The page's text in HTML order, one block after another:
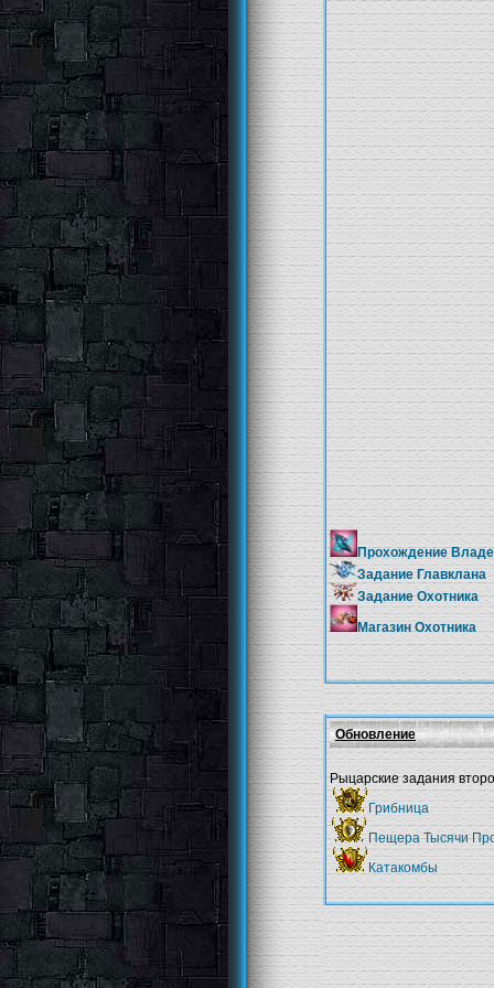
Прохождение
Задание Главклана
Задание Охотника
Магазин Охотника
Обновление
Рыцарские задания
Грибница
Пещера Тысячи
Катакомбы